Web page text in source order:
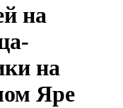
на
на
Яре